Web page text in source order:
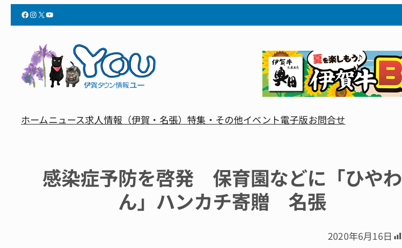
Facebook InstagramX YouTube
ホームニュース求人情報（伊賀・名張）特集・その他イベント電子版お問合せ
感染症予防を啓発 保育園などに「ひやわ
ん」ハンカチ寄贈 名張
2020年6月16日